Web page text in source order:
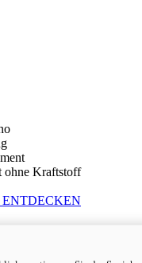
ohne Kraftstoff